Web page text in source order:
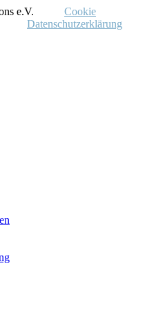
e.V.
Cookie
Datenschutzerklärung